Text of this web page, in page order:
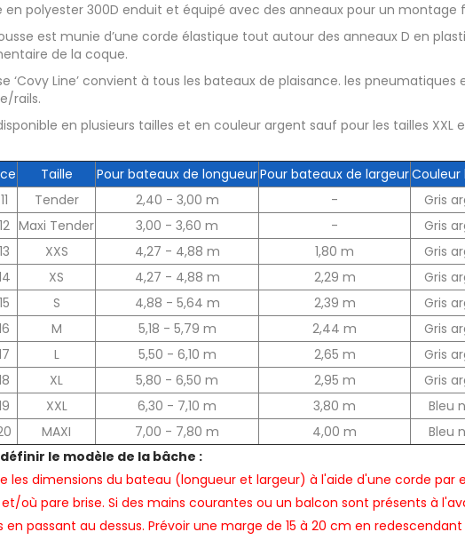
en polyester 300D enduit et équipé avec des anneaux pour un montage
est munie d’une corde élastique tout autour des anneaux D en
de la coque.
‘Covy Line’ convient à tous les bateaux de plaisance. les
rails.
en plusieurs tailles et en couleur argent sauf pour les tailles XXL
Taille Pour bateaux de longueurPour bateaux de largeurCouleur
Tender 2,40 - 3,00 m -
Gris
Maxi Tender 3,00 - 3,60 m -
Gris
XXS 4,27 - 4,88 m 1,80 m
Gris
XS 4,27 - 4,88 m 2,29 m
Gris
S 4,88 - 5,64 m 2,39 m
Gris
M 5,18 - 5,79 m 2,44 m
Gris
L 5,50 - 6,10 m 2,65 m
Gris
XL 5,80 - 6,50 m 2,95 m
Gris
XXL 6,30 - 7,10 m 3,80 m
Bleu
MAXI 7,00 - 7,80 m 4,00 m
Bleu
le modèle de la bâche :
les dimensions du bateau (longueur et largeur) à l'aide d'une corde par
où pare brise. Si des mains courantes ou un balcon sont présents à
en passant au dessus. Prévoir une marge de 15 à 20 cm en